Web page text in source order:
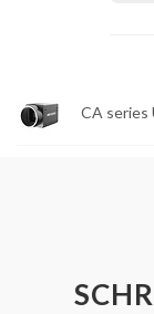
CA series